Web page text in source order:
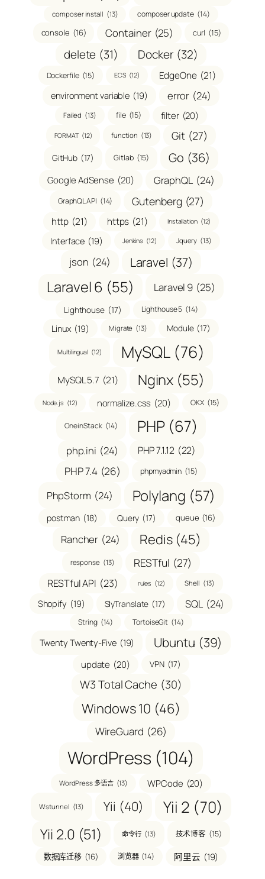
composer install (13) composer update (14)
console (16) Container (25) curl (15)
delete (31) Docker (32)
Dockerfile (15) ECS (12) EdgeOne (21)
environment variable (19) error (24)
Failed (13) file (15) filter (20)
FORMAT (12) function (13) Git (27)
GitHub (17) Gitlab (15) Go (36)
Google AdSense (20) GraphQL (24)
GraphQL API (14) Gutenberg (27)
http (21) https (21) Installation (12)
Interface (19) Jenkins (12) Jquery (13)
json (24) Laravel (37)
Laravel 6 (55) Laravel 9 (25)
Lighthouse (17) Lighthouse 5 (14)
Linux (19) Migrate (13) Module (17)
Multilingual (12) MySQL (76)
MySQL 5.7 (21) Nginx (55)
Node.js (12) normalize.css (20) OKX (15)
OneinStack (14) PHP (67)
php.ini (24) PHP 7.1.12 (22)
PHP 7.4 (26) phpmyadmin (15)
PhpStorm (24) Polylang (57)
postman (18) Query (17) queue (16)
Rancher (24) Redis (45)
response (13) RESTful (27)
RESTful API (23) rules (12) Shell (13)
Shopify (19) SlyTranslate (17) SQL (24)
String (14) TortoiseGit (14)
Twenty Twenty-Five (19) Ubuntu (39)
update (20) VPN (17)
W3 Total Cache (30)
Windows 10 (46)
WireGuard (26)
WordPress (104)
WordPress 多语言 (13) WPCode (20)
Wstunnel (13) Yii (40) Yii 2 (70)
Yii 2.0 (51) 命令行 (13) 技术博客 (15)
数据库迁移 (16) 浏览器 (14) 阿里云 (19)